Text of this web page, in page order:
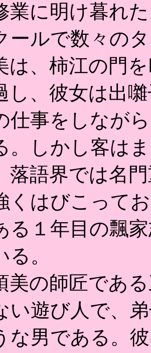
業に明け暮れ
ールで数々の
は、柿江の門
し、彼女は出
仕事をしなが
。しかし客は
落語界では名
くはびこって
る１年目の飄
る。
美の師匠であ
い遊び人で、
な男である。